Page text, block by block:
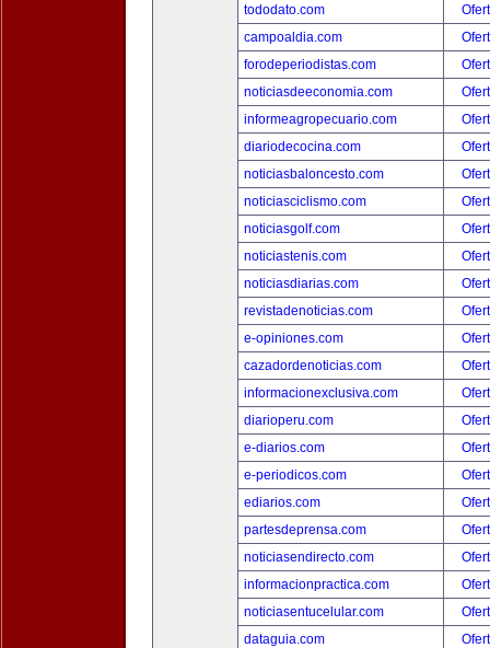
tododato.com
campoaldia.com
forodeperiodistas.com
noticiasdeeconomia.com
informeagropecuario.com
diariodecocina.com
noticiasbaloncesto.com
noticiasciclismo.com
noticiasgolf.com
noticiastenis.com
noticiasdiarias.com
revistadenoticias.com
e-opiniones.com
cazadordenoticias.com
informacionexclusiva.com
diarioperu.com
e-diarios.com
e-periodicos.com
ediarios.com
partesdeprensa.com
noticiasendirecto.com
informacionpractica.com
noticiasentucelular.com
dataguia.com